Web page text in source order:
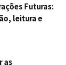
Futuras:
leitura e
as